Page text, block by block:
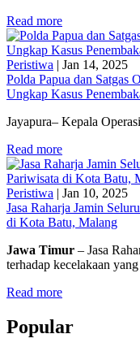
Read more
Peristiwa | Jan 14, 2025
Polda Papua dan Satgas
Ungkap Kasus
Jayapura– Kepala
Read more
Peristiwa | Jan 10, 2025
Jasa Raharja Jamin
di Kota Batu, Malang
Jawa Timur – Jasa
terhadap kecelakaan
Read more
Popular